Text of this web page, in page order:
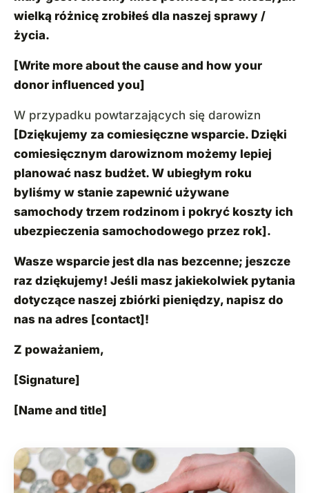
wielką różnicę zrobiłeś dla naszej sprawy /
życia.
[Write more about the cause and how your
donor influenced you]
W przypadku powtarzających się darowizn
[Dziękujemy za comiesięczne wsparcie. Dzięki
comiesięcznym darowiznom możemy lepiej
planować nasz budżet. W ubiegłym roku
byliśmy w stanie zapewnić używane
samochody trzem rodzinom i pokryć koszty ich
ubezpieczenia samochodowego przez rok].
Wasze wsparcie jest dla nas bezcenne; jeszcze
raz dziękujemy! Jeśli masz jakiekolwiek pytania
dotyczące naszej zbiórki pieniędzy, napisz do
nas na adres [contact]!
Z poważaniem,
[Signature]
[Name and title]